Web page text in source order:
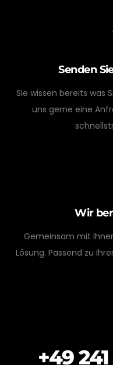
Senden
Sie wissen bereits was
uns gerne eine
Wir
Gemeinsam mit
Lösung. Passend zu
+49